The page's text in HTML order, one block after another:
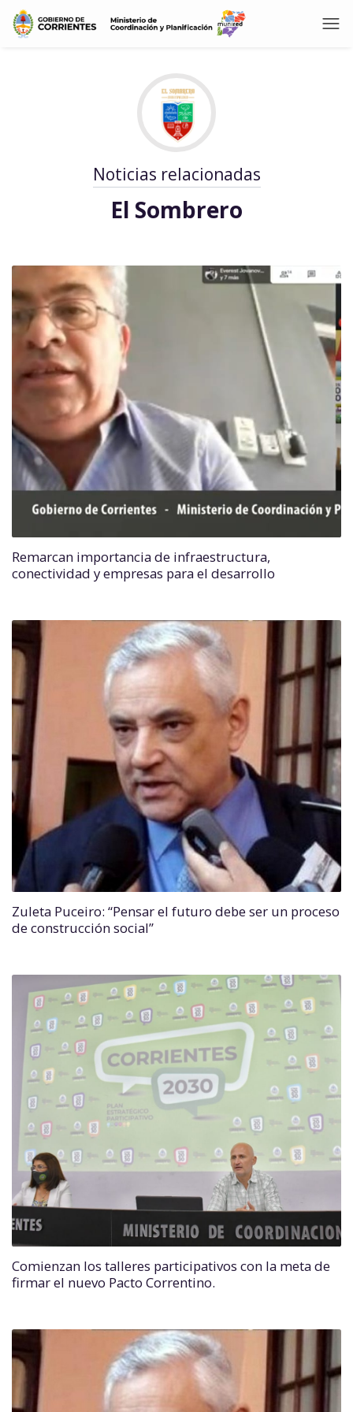
Noticias relacionadas
El Sombrero
Remarcan importancia de infraestructura,
conectividad y empresas para el desarrollo
Zuleta Puceiro: “Pensar el futuro debe ser un proceso
de construcción social”
Comienzan los talleres participativos con la meta de
firmar el nuevo Pacto Correntino.